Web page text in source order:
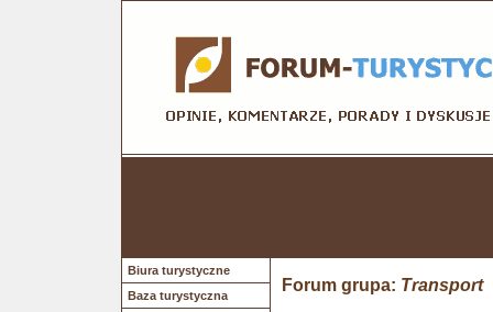
Biura turystyczne
Baza turystyczna
Forum grupa: Transport